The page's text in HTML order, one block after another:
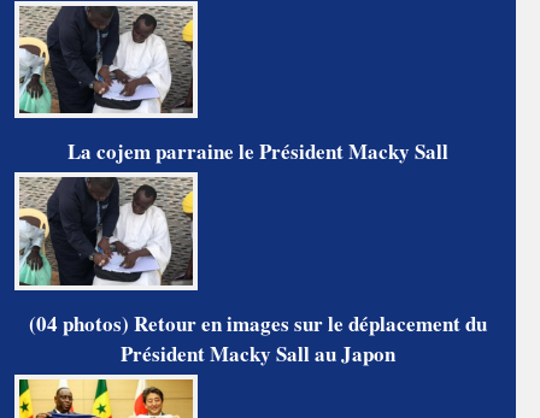
La cojem parraine le Président Macky Sall
(04 photos) Retour en images sur le déplacement du
Président Macky Sall au Japon